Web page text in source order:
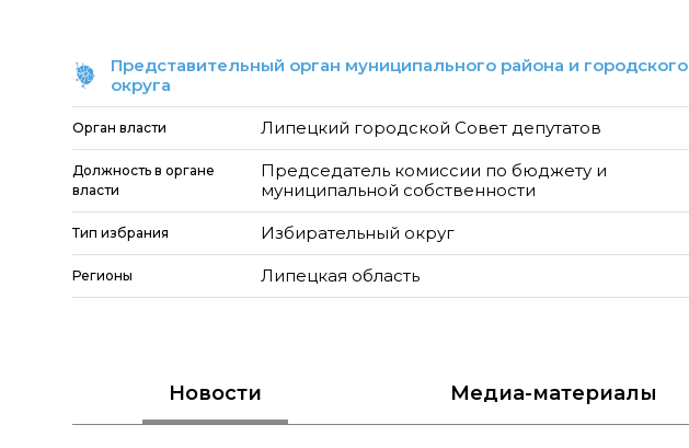
Представительный орган муниципального района и городского
округа
Орган власти Липецкий городской Совет депутатов
Должность в органе
власти
Председатель комиссии по бюджету и
муниципальной собственности
Тип избрания Избирательный округ
Регионы Липецкая область
Новости Медиа-материалы